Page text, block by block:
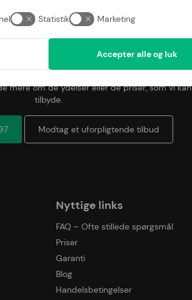
tilbud
mere om de ydelser eller de priser, som vi kan
tilbyde.
Modtag et uforpligtende tilbud
Nyttige links
FAQ – Ofte stillede spørgsmål
Priser
Garanti
Blog
Handelsbetingelser
Statistik Marketing
Accepter alle og luk